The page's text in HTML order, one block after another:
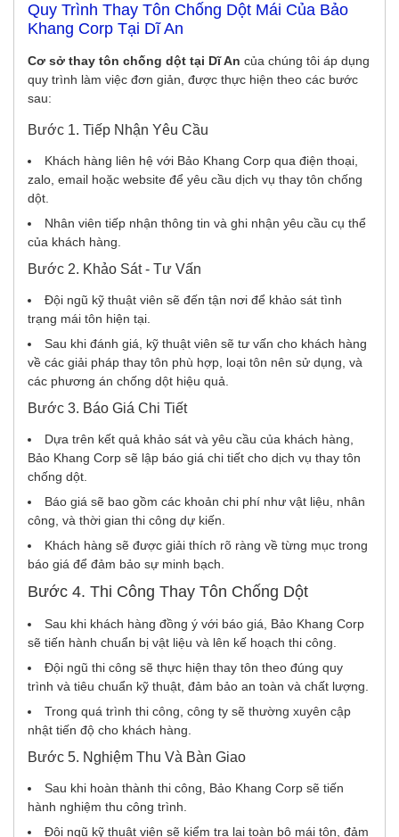
Quy Trình Thay Tôn Chống Dột Mái Của Bảo
Khang Corp Tại Dĩ An
Cơ sở thay tôn chống dột tại Dĩ An của chúng tôi áp dụng
quy trình làm việc đơn giản, được thực hiện theo các bước
sau:
Bước 1. Tiếp Nhận Yêu Cầu
Khách hàng liên hệ với Bảo Khang Corp qua điện thoại,
zalo, email hoặc website để yêu cầu dịch vụ thay tôn chống
dột.
Nhân viên tiếp nhận thông tin và ghi nhận yêu cầu cụ thể
của khách hàng.
Bước 2. Khảo Sát - Tư Vấn
Đội ngũ kỹ thuật viên sẽ đến tận nơi để khảo sát tình
trạng mái tôn hiện tại.
Sau khi đánh giá, kỹ thuật viên sẽ tư vấn cho khách hàng
về các giải pháp thay tôn phù hợp, loại tôn nên sử dụng, và
các phương án chống dột hiệu quả.
Bước 3. Báo Giá Chi Tiết
Dựa trên kết quả khảo sát và yêu cầu của khách hàng,
Bảo Khang Corp sẽ lập báo giá chi tiết cho dịch vụ thay tôn
chống dột.
Báo giá sẽ bao gồm các khoản chi phí như vật liệu, nhân
công, và thời gian thi công dự kiến.
Khách hàng sẽ được giải thích rõ ràng về từng mục trong
báo giá để đảm bảo sự minh bạch.
Bước 4. Thi Công Thay Tôn Chống Dột
Sau khi khách hàng đồng ý với báo giá, Bảo Khang Corp
sẽ tiến hành chuẩn bị vật liệu và lên kế hoạch thi công.
Đội ngũ thi công sẽ thực hiện thay tôn theo đúng quy
trình và tiêu chuẩn kỹ thuật, đảm bảo an toàn và chất lượng.
Trong quá trình thi công, công ty sẽ thường xuyên cập
nhật tiến độ cho khách hàng.
Bước 5. Nghiệm Thu Và Bàn Giao
Sau khi hoàn thành thi công, Bảo Khang Corp sẽ tiến
hành nghiệm thu công trình.
Đội ngũ kỹ thuật viên sẽ kiểm tra lại toàn bộ mái tôn, đảm